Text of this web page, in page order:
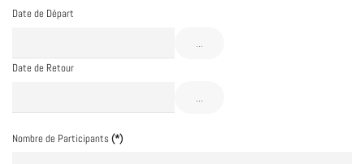
Date de Départ
...
Date de Retour
...
Nombre de Participants(*)